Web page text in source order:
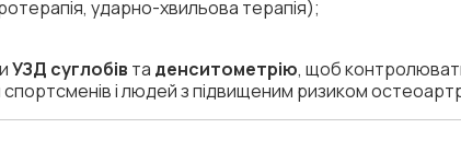
ударно-хвильова терапія);
УЗД суглобів та денситометрію, щоб
і людей з підвищеним ризиком